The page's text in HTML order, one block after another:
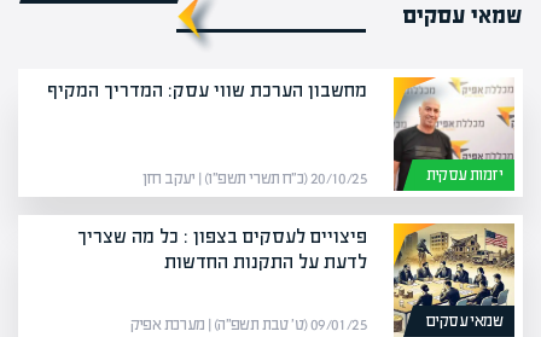
שמאי עסקים
יזמות עסקית
מחשבון הערכת שווי עסק: המדריך המקיף
20/10/25 (כ״ח תשרי תשפ״ו) | יעקב חזן
שמאי עסקים
פיצויים לעסקים בצפון : כל מה שצריך
לדעת על התקנות החדשות
09/01/25 (ט׳ טבת תשפ״ה) | מערכת אפיק